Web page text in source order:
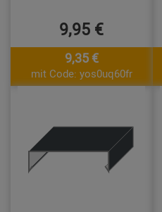
9,95 €
9,35 €
mit Code: yos0uq60fr